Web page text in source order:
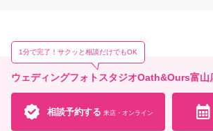
ウェディングフォトスタジオOath&Ours富山
1分で完了！サクッと相談だけでもOK
相談予約する 来店・オンライン